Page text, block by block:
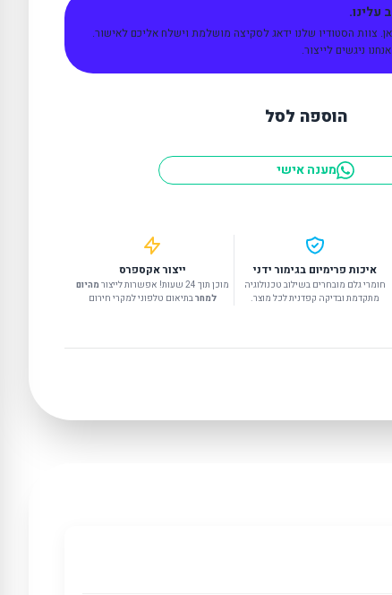
עלינו.
צוות הסטודיו שלנו ידאג לסקיצה מושלמת וישלח אליכם לאישור.
ניגשים לייצור.
הוספה לסל
מענה אישי
איכות פרימיום בגימור ידני
חומרי גלם מובחרים בשילוב טכנולוגיה
מתקדמת ובדיקה קפדנית לכל מוצר.
ייצור אקספרס
מוכן תוך 24 שעות! אפשרות לייצור
מהיום
למחרבתיאום טלפוני למקרי חירום